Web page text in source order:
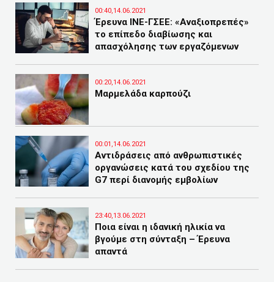
00:40,14.06.2021
Έρευνα ΙΝΕ-ΓΣΕΕ: «Αναξιοπρεπές»
το επίπεδο διαβίωσης και
απασχόλησης των εργαζόμενων
00:20,14.06.2021
Μαρμελάδα καρπούζι
00:01,14.06.2021
Αντιδράσεις από ανθρωπιστικές
οργανώσεις κατά του σχεδίου της
G7 περί διανομής εμβολίων
23:40,13.06.2021
Ποια είναι η ιδανική ηλικία να
βγούμε στη σύνταξη – Έρευνα
απαντά